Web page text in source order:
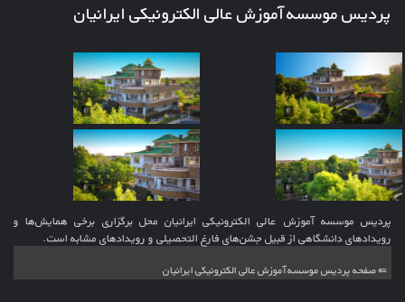
پردیس موسسه آموزش عالی الکترونیکی ایرانیان
پردیس موسسه آموزش عالی الکترونیکی ایرانیان محل برگزاری برخی همایش‌ها و
رویدادهای دانشگاهی از قبیل جشن‌های فارغ التحصیلی و رویدادهای مشابه است.
⇚ صفحه پردیس موسسه آموزش عالی الکترونیکی ایرانیان